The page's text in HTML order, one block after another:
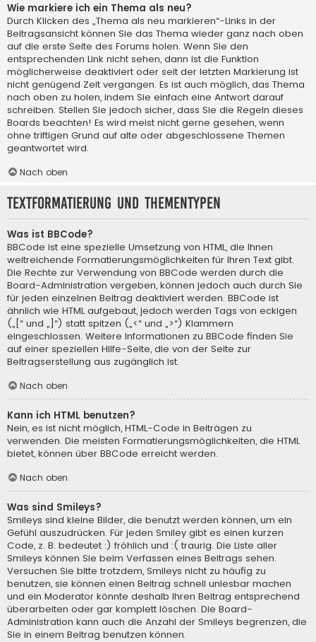
Wie markiere ich ein Thema als neu?
Durch Klicken des „Thema als neu markieren“-Links in der
Beitragsansicht können Sie das Thema wieder ganz nach oben
auf die erste Seite des Forums holen. Wenn Sie den
entsprechenden Link nicht sehen, dann ist die Funktion
möglicherweise deaktiviert oder seit der letzten Markierung ist
nicht genügend Zeit vergangen. Es ist auch möglich, das Thema
nach oben zu holen, indem Sie einfach eine Antwort darauf
schreiben. Stellen Sie jedoch sicher, dass Sie die Regeln dieses
Boards beachten! Es wird meist nicht gerne gesehen, wenn
ohne triftigen Grund auf alte oder abgeschlossene Themen
geantwortet wird.
Nach oben
Textformatierung und Thementypen
Was ist BBCode?
BBCode ist eine spezielle Umsetzung von HTML, die Ihnen
weitreichende Formatierungsmöglichkeiten für Ihren Text gibt.
Die Rechte zur Verwendung von BBCode werden durch die
Board-Administration vergeben, können jedoch auch durch Sie
für jeden einzelnen Beitrag deaktiviert werden. BBCode ist
ähnlich wie HTML aufgebaut, jedoch werden Tags von eckigen
(„[“ und „]“) statt spitzen („<“ und „>“) Klammern
eingeschlossen. Weitere Informationen zu BBCode finden Sie
auf einer speziellen Hilfe-Seite, die von der Seite zur
Beitragserstellung aus zugänglich ist.
Nach oben
Kann ich HTML benutzen?
Nein, es ist nicht möglich, HTML-Code in Beiträgen zu
verwenden. Die meisten Formatierungsmöglichkeiten, die HTML
bietet, können über BBCode erreicht werden.
Nach oben
Was sind Smileys?
Smileys sind kleine Bilder, die benutzt werden können, um ein
Gefühl auszudrücken. Für jeden Smiley gibt es einen kurzen
Code, z. B. bedeutet :) fröhlich und :( traurig. Die Liste aller
Smileys können Sie beim Verfassen eines Beitrags sehen.
Versuchen Sie bitte trotzdem, Smileys nicht zu häufig zu
benutzen, sie können einen Beitrag schnell unlesbar machen
und ein Moderator könnte deshalb Ihren Beitrag entsprechend
überarbeiten oder gar komplett löschen. Die Board-
Administration kann auch die Anzahl der Smileys begrenzen, die
Sie in einem Beitrag benutzen können.